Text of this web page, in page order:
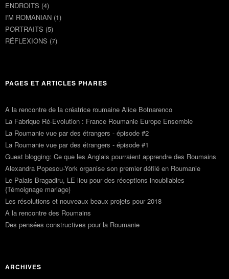
ENDROITS (4)
I'M ROMANIAN (1)
PORTRAITS (5)
RÉFLEXIONS (7)
PAGES ET ARTICLES PHARES
A la rencontre de la créatrice roumaine Alice Botnarenco
La Fabrique Ré-Evolution : France Roumanie Europe Ensemble
La Roumanie vue par des étrangers - épisode #2
La Roumanie vue par des étrangers - épisode #1
Guest blogging: Ce que les Anglais pourraient apprendre des Roumains
Alexandra Popescu-York organise son premier défilé en Roumanie
Le Palais Bragadiru, LE lieu pour des réceptions inoubliables
{Témoignage mariage}
Les résolutions et nouveaux beaux projets pour 2018
A la rencontre des Roumains
Des pensées constructives pour la Roumanie
ARCHIVES